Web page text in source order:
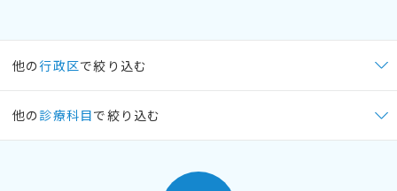
他の行政区で絞り込む
他の 診療科目で絞り込む